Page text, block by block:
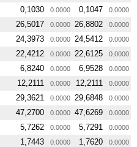
0,1030 0.0000 0,1047 0.0000
26,5017 0.0000 26,8802 0.0000
24,3973 0.0000 24,5412 0.0000
22,4212 0.0000 22,6125 0.0000
6,8240 0.0000 6,9528 0.0000
12,2111 0.0000 12,2111 0.0000
29,3621 0.0000 29,6848 0.0000
47,2700 0.0000 47,6269 0.0000
5,7262 0.0000 5,7291 0.0000
1,7443 0.0000 1,7620 0.0000